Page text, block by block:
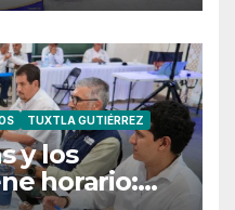
TUXTLA GUTIÉRREZ
y los
horario: